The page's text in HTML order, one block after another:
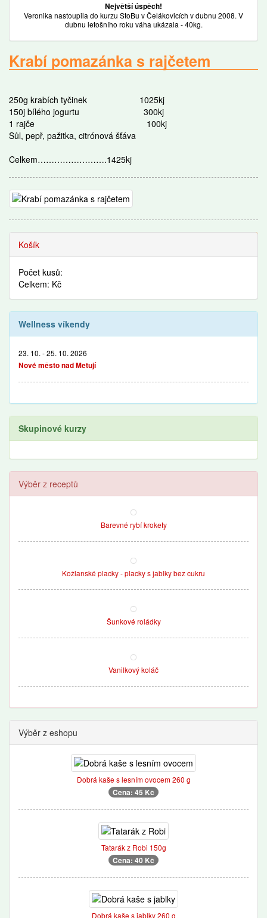
Největší úspěch!
Veronika nastoupila do kurzu StoBu v Čelákovicích v dubnu 2008. V
dubnu letošního roku váha ukázala - 40kg.
Krabí pomazánka s rajčetem
250g krabích tyčinek 1025kj
150j bílého jogurtu 300kj
1 rajče 100kj
Sůl, pepř, pažitka, citrónová šťáva
Celkem…………………….1425kj
Košík
Počet kusů:
Celkem: Kč
Wellness víkendy
23. 10. - 25. 10. 2026
Nové město nad Metují
Skupinové kurzy
Výběr z receptů
Barevné rybí krokety
Kožlanské placky - placky s jablky bez cukru
Šunkové roládky
Vanilkový koláč
Výběr z eshopu
Dobrá kaše s lesním ovocem 260 g
Cena: 45 Kč
Tatarák z Robi 150g
Cena: 40 Kč
Dobrá kaše s jablky 260 g